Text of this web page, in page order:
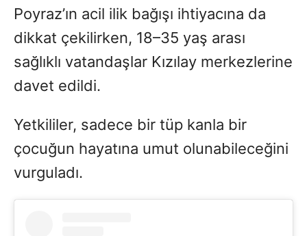
Poyraz’ın acil ilik bağışı ihtiyacına da
dikkat çekilirken, 18–35 yaş arası
sağlıklı vatandaşlar Kızılay merkezlerine
davet edildi.
Yetkililer, sadece bir tüp kanla bir
çocuğun hayatına umut olunabileceğini
vurguladı.